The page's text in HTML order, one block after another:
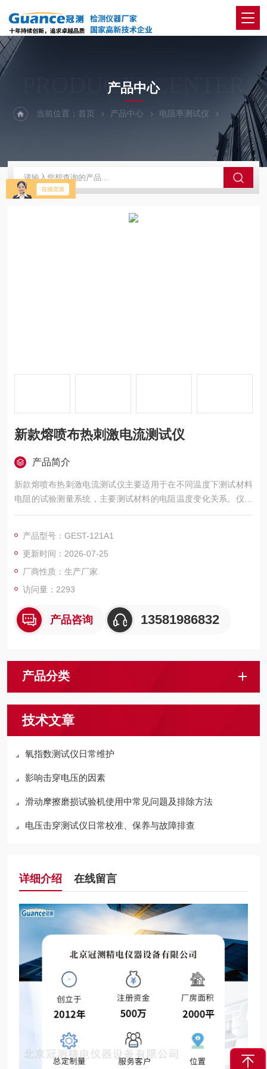
PRODUCTS CENTER
产品中心
当前位置：首页 产品中心 电阻率测试仪 121A1-热
新款熔喷布热刺激电流测试仪
产品简介
新款熔喷布热刺激电流测试仪主要适用于在不同温度下测试材料
电阻的试验测量系统，主要测试材料的电阻温度变化关系。仪器
测试流程自动化实现和完成，并可以保存和导出试验数据。
产品型号：GEST-121A1
更新时间：2026-07-25
厂商性质：生产厂家
访问量：2293
产品咨询 13581986832
产品分类
技术文章
氧指数测试仪日常维护
影响击穿电压的因素
滑动摩擦磨损试验机使用中常见问题及排除方法
电压击穿测试仪日常校准、保养与故障排查
详细介绍 在线留言